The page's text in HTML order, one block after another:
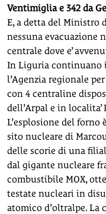
Ventimiglia e 342 da
E, a detta del Ministro
nessuna evacuazione
centrale dove e’
In Liguria continuano
l’Agenzia regionale
con 4 centraline
dell’Arpal e in localita’
L’esplosione del forno
sito nucleare di
delle scorie di una
dal gigante nucleare
combustibile MOX,
testate nucleari in
atomico d’oltralpe. La